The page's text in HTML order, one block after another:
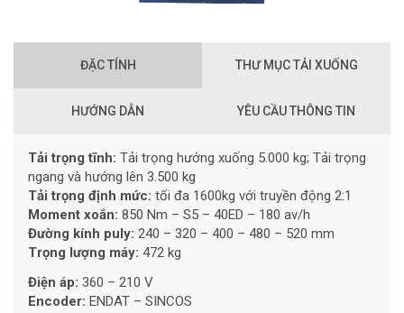
ĐẶC TÍNH THƯ MỤC TẢI XUỐNG
HƯỚNG DẪN YÊU CẦU THÔNG TIN
Tải trọng tĩnh: Tải trọng hướng xuống 5.000 kg; Tải trọng
ngang và hướng lên 3.500 kg
Tải trọng định mức: tối đa 1600kg với truyền động 2:1
Moment xoắn: 850 Nm – S5 – 40ED – 180 av/h
Đường kính puly: 240 – 320 – 400 – 480 – 520 mm
Trọng lượng máy: 472 kg
Điện áp: 360 – 210 V
Encoder: ENDAT – SINCOS